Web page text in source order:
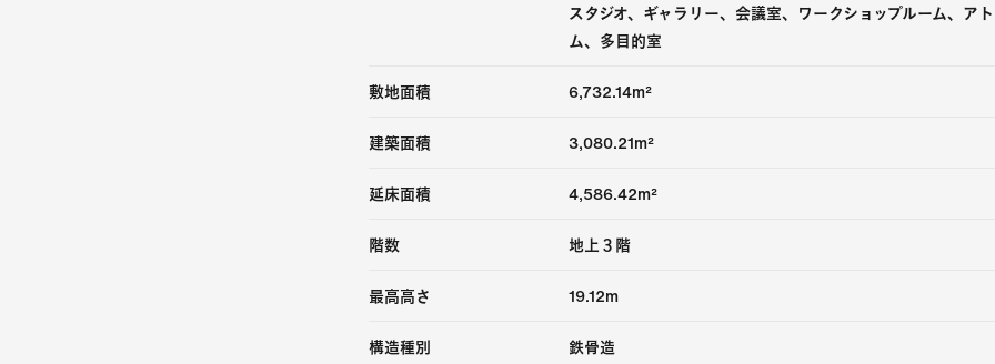
スタジオ、ギャラリー、会議室、ワークショップルーム、ア
ム、多目的室
敷地面積 6,732.14m²
建築面積 3,080.21m²
延床面積 4,586.42m²
階数 地上３階
最高高さ 19.12m
構造種別 鉄骨造